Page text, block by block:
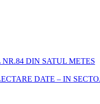
DIN SATUL METES
DATE – IN